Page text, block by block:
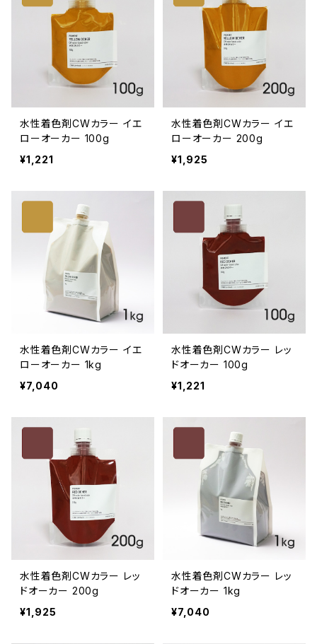
水性着色剤CWカラー イエ
ローオーカー 100g
¥1,221
水性着色剤CWカラー イエ
ローオーカー 200g
¥1,925
水性着色剤CWカラー イエ
ローオーカー 1kg
¥7,040
水性着色剤CWカラー レッ
ドオーカー 100g
¥1,221
水性着色剤CWカラー レッ
ドオーカー 200g
¥1,925
水性着色剤CWカラー レッ
ドオーカー 1kg
¥7,040